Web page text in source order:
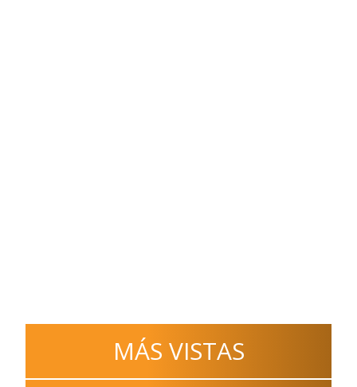
MÁS VISTAS